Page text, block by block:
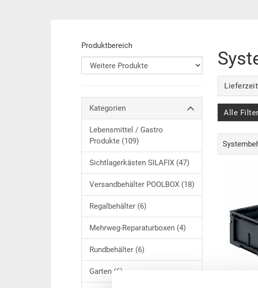
Produktbereich
Kategorien
Lebensmittel / Gastro
Produkte (109)
Sichtlagerkästen SILAFIX (47)
Versandbehälter POOLBOX (18)
Regalbehälter (6)
Mehrweg-Reparaturboxen (4)
Rundbehälter (6)
Garten (6)
Lieferzeit
Alle